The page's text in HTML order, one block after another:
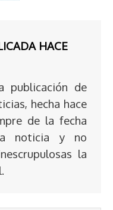
HACE
publicación de
hecha hace
de la fecha
noticia y no
la